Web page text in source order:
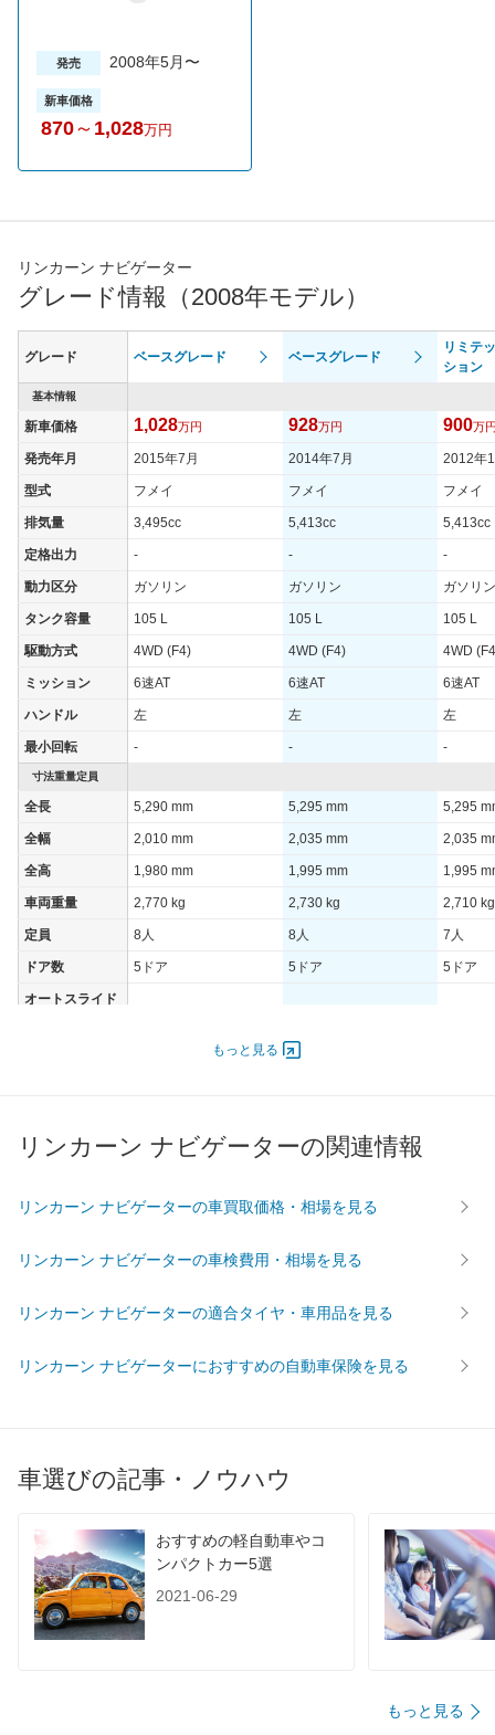
発売 2008年5月〜
新車価格
870～ 1,028万円
リンカーン ナビゲーター
グレード情報（2008年モデル）
グレード ベースグレード ベースグレード
リミテ
ション
基本情報
新車価格 1,028万円 928万円 900万
発売年月 2015年7月 2014年7月 2012年
型式 フメイ フメイ フメイ
排気量 3,495cc 5,413cc 5,413cc
定格出力 - - -
動力区分 ガソリン ガソリン ガソリン
タンク容量 105 L 105 L 105 L
駆動方式 4WD (F4) 4WD (F4) 4WD
ミッション 6速AT 6速AT 6速AT
ハンドル 左 左 左
最小回転 - - -
寸法重量定員
全長 5,290 mm 5,295 mm 5,295
全幅 2,010 mm 2,035 mm 2,035
全高 1,980 mm 1,995 mm 1,995
車両重量 2,770 kg 2,730 kg 2,710 kg
定員 8人 8人 7人
ドア数 5ドア 5ドア 5ドア
オートスライド
過給機 TB -
前輪サイズ 275/55R20 275/55R20 275/
燃費
WLTC/郊外 - -
60km定地 -
装備オプション 装備詳細を見る 装備
もっと見る
リンカーン ナビゲーターの関連情報
リンカーン ナビゲーターの車買取価格・相場を見る
リンカーン ナビゲーターの車検費用・相場を見る
リンカーン ナビゲーターの適合タイヤ・車用品を見る
リンカーン ナビゲーターにおすすめの自動車保険を見る
車選びの記事・ノウハウ
おすすめの軽自動車やコ
ンパクトカー5選
2021-06-29
もっと見る